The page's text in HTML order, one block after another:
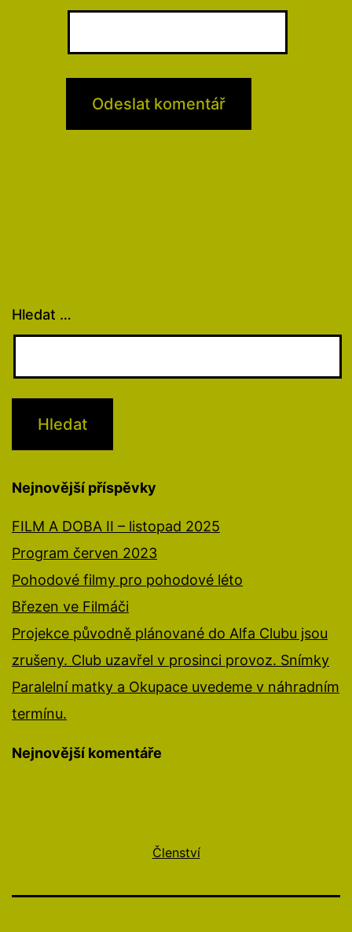
Hledat …
Nejnovější příspěvky
FILM A DOBA II – listopad 2025
Program červen 2023
Pohodové filmy pro pohodové léto
Březen ve Filmáči
Projekce původně plánované do Alfa Clubu jsou
zrušeny. Club uzavřel v prosinci provoz. Snímky
Paralelní matky a Okupace uvedeme v náhradním
termínu.
Nejnovější komentáře
Členství